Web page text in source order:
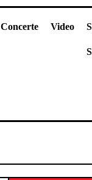
Concerte Video